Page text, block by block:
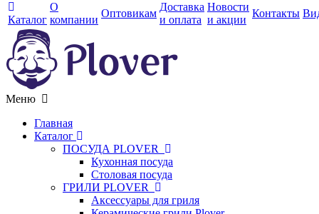
Каталог
О
компании
Оптовикам
Доставка
и оплата
Новости
и акции
Контакты
Меню
Главная
Каталог
ПОСУДА PLOVER
Кухонная посуда
Столовая посуда
ГРИЛИ PLOVER
Аксессуары для гриля